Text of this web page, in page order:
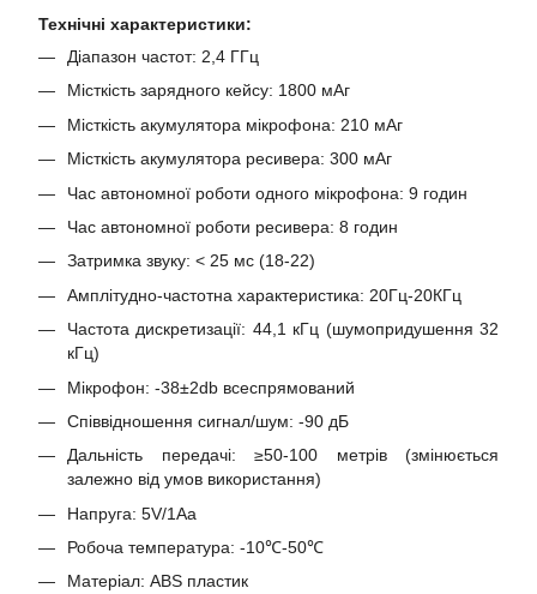
Технічні характеристики:
Діапазон частот: 2,4 ГГц
Місткість зарядного кейсу: 1800 мАг
Місткість акумулятора мікрофона: 210 мАг
Місткість акумулятора ресивера: 300 мАг
Час автономної роботи одного мікрофона: 9 годин
Час автономної роботи ресивера: 8 годин
Затримка звуку: < 25 мс (18-22)
Амплітудно-частотна характеристика: 20Гц-20КГц
Частота дискретизації: 44,1 кГц (шумопридушення 32
кГц)
Мікрофон: -38±2db всеспрямований
Співвідношення сигнал/шум: -90 дБ
Дальність передачі: ≥50-100 метрів (змінюється
залежно від умов використання)
Напруга: 5V/1Aa
Робоча температура: -10℃-50℃
Матеріал: ABS пластик